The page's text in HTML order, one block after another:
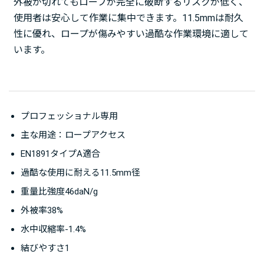
使用者は安心して作業に集中できます。11.5mmは耐久
性に優れ、ロープが傷みやすい過酷な作業環境に適して
います。
プロフェッショナル専用
主な用途：ロープアクセス
EN1891タイプA適合
過酷な使用に耐える11.5mm径
重量比強度46daN/g
外被率38%
水中収縮率-1.4%
結びやすさ1